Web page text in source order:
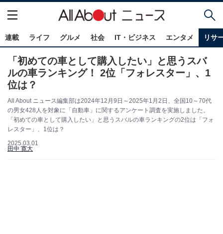
連載 ライフ グルメ 社会 IT・ビジネス エンタメ リサ
「初めての車として購入したい」と思うスバ
ルの車ランキング！ 2位「フォレスター」、1
位は？
All About ニュース編集部は2024年12月9日～2025年1月2日、全国10～70代
の男女428人を対象に「自動車」に関するアンケート調査を実施しました。
「初めての車として購入したい」と思うスバルの車ランキングの2位は「フォ
レスター」、1位は？
2025.03.01
田中 寛大